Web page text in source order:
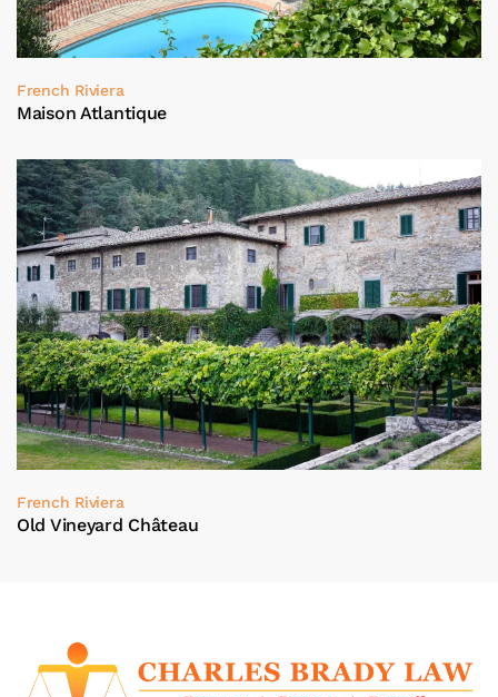
French Riviera
Maison Atlantique
French Riviera
Old Vineyard Château